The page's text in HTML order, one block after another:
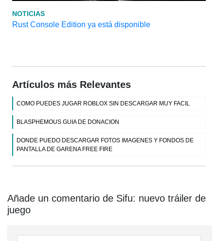
NOTICIAS
Rust Console Edition ya está disponible
Artículos más Relevantes
COMO PUEDES JUGAR ROBLOX SIN DESCARGAR MUY FACIL
BLASPHEMOUS GUIA DE DONACION
DONDE PUEDO DESCARGAR FOTOS IMAGENES Y FONDOS DE
PANTALLA DE GARENA FREE FIRE
Añade un comentario de Sifu: nuevo tráiler de
juego